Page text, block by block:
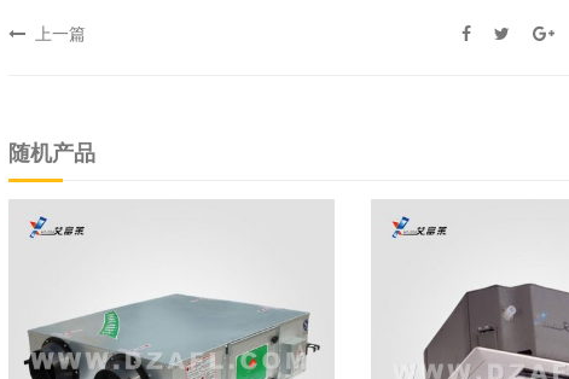
上一篇
随机产品